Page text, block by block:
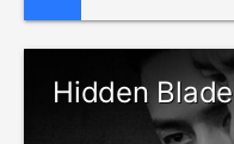
Hidden Blade